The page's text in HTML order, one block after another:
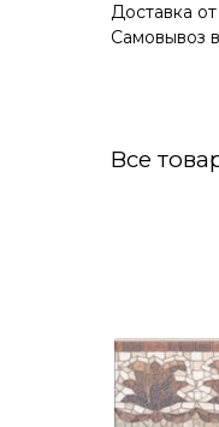
Доставка
Самовывоз
Все